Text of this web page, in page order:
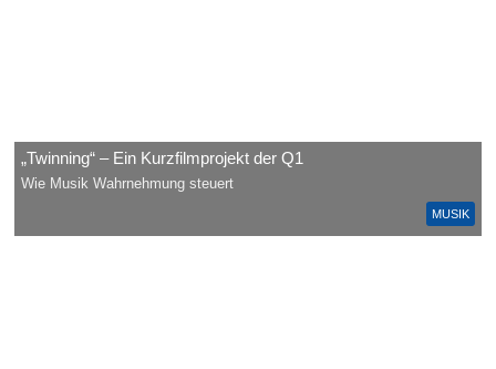
MUSIK
„Twinning“ – Ein Kurzfilmprojekt der Q1
Wie Musik Wahrnehmung steuert